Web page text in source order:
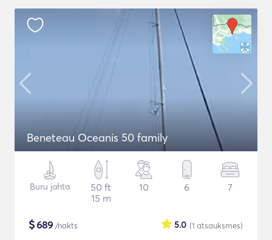
Beneteau Oceanis 50 family
Buru jahta
50 ft
15 m
10 6 7
$689 /nakts (1 atsauksmes)
5.0